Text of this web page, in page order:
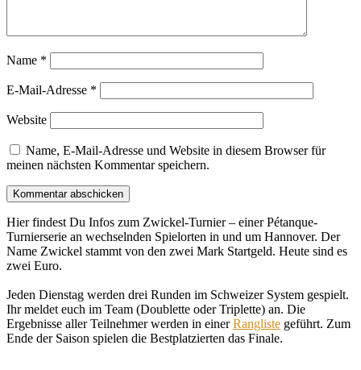
Name *
E-Mail-Adresse *
Website
Name, E-Mail-Adresse und Website in diesem Browser für
meinen nächsten Kommentar speichern.
Hier findest Du Infos zum Zwickel-Turnier – einer Pétanque-
Turnierserie an wechselnden Spielorten in und um Hannover. Der
Name Zwickel stammt von den zwei Mark Startgeld. Heute sind es
zwei Euro.
Jeden Dienstag werden drei Runden im Schweizer System gespielt.
Ihr meldet euch im Team (Doublette oder Triplette) an. Die
Ergebnisse aller Teilnehmer werden in einerRangliste geführt. Zum
Ende der Saison spielen die Bestplatzierten das Finale.